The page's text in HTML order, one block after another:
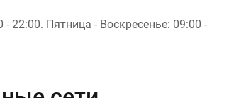
22:00. Пятница - Воскресенье: 09:00 -